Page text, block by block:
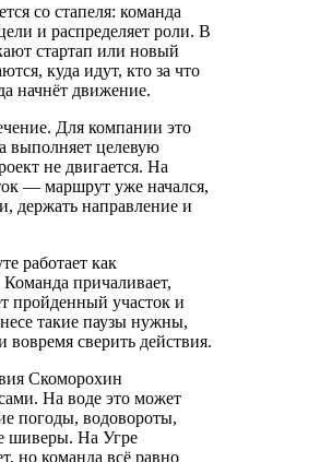
со стапеля: команда
и распределяет роли. В
стартап или новый
куда идут, кто за что
начнёт движение.
Для компании это
выполняет целевую
не двигается. На
— маршрут уже начался,
держать направление и
работает как
Команда причаливает,
пройденный участок и
такие паузы нужны,
вовремя сверить действия.
Скоморохин
На воде это может
погоды, водовороты,
шиверы. На Угре
но команда всё равно